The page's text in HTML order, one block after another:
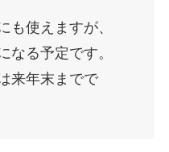
も使えますが、
なる予定です。
来年末までで